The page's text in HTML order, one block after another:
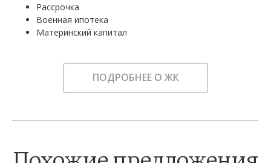
Рассрочка
Военная ипотека
Материнский капитал
ПОДРОБНЕЕ О ЖК